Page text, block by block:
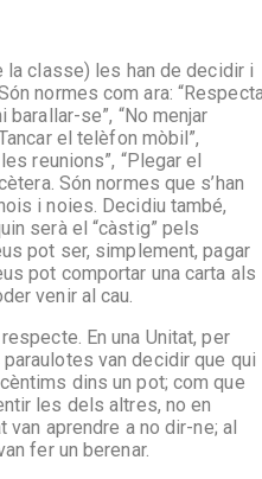
la classe) les han de decidir i
normes com ara:
barallar-se”, “No menjar
el telèfon mòbil”,
reunions”, “Plegar el
Són normes que s’han
i noies. Decidiu també,
serà el “càstig” pels
pot ser, simplement, pagar
pot comportar una carta als
venir al cau.
En una Unitat, per
van decidir que qui
dins un pot; com que
les dels altres, no en
van aprendre a no dir-ne; al
fer un berenar.